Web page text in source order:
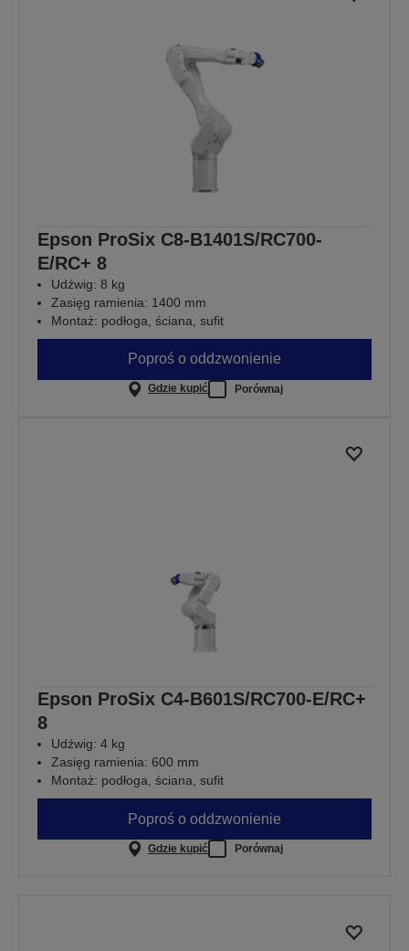
Epson ProSix C8-B1401S/RC700-
E/RC+ 8
Udźwig: 8 kg
Zasięg ramienia: 1400 mm
Montaż: podłoga, ściana, sufit
Poproś o oddzwonienie
Gdzie kupić Porównaj
Epson ProSix C4-B601S/RC700-E/RC+
8
Udźwig: 4 kg
Zasięg ramienia: 600 mm
Montaż: podłoga, ściana, sufit
Poproś o oddzwonienie
Gdzie kupić Porównaj